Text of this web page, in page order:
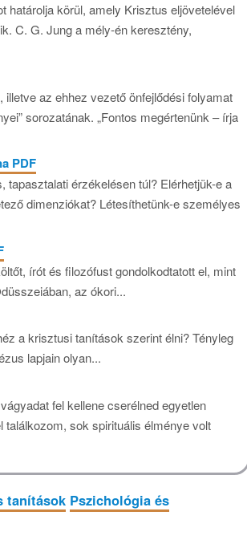
határolja körül, amely Krisztus eljövetelével
C. G. Jung a mély-én keresztény,
az ehhez vezető önfejlődési folyamat
sorozatának. „Fontos megértenünk – írja
PDF
érzékelésen túl? Elérhetjük-e a
dimenziókat? Létesíthetünk-e személyes
írót és filozófust gondolkodtatott el, mint
az ókori...
a krisztusi tanítások szerint élni? Tényleg
lapjain olyan...
fel kellene cserélned egyetlen
sok spirituális élménye volt
tanítások Pszichológia és